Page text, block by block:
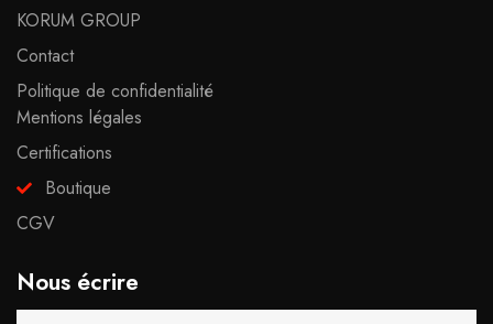
KORUM GROUP
Contact
Politique de confidentialité
Mentions légales
Certifications
Boutique
CGV
Nous écrire